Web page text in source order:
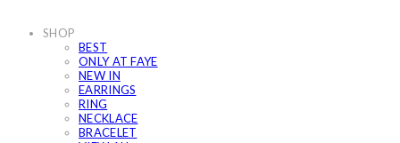
SHOP
BEST
ONLY AT FAYE
NEW IN
EARRINGS
RING
NECKLACE
BRACELET